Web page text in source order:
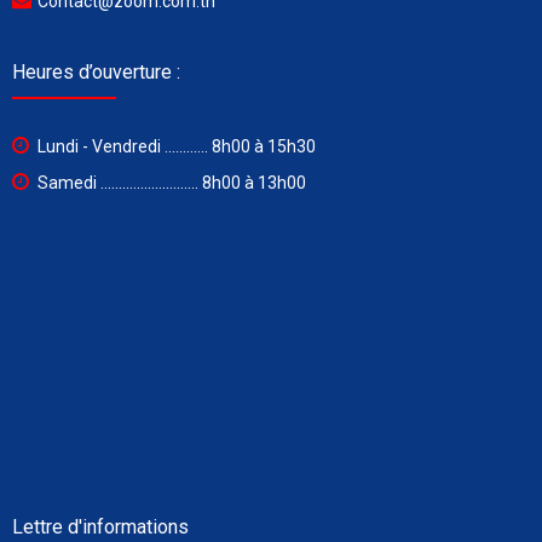
Heures d’ouverture :
Lundi - Vendredi ............ 8h00 à 15h30
Samedi ........................... 8h00 à 13h00
Lettre d'informations